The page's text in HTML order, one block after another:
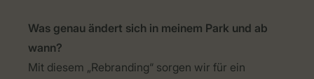
Was genau ändert sich in meinem Park und ab
wann?
Mit diesem „Rebranding“ sorgen wir für ein